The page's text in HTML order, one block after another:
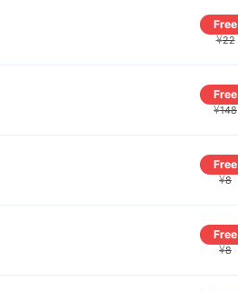
Free
¥22
Free
¥148
Free
¥8
Free
¥8